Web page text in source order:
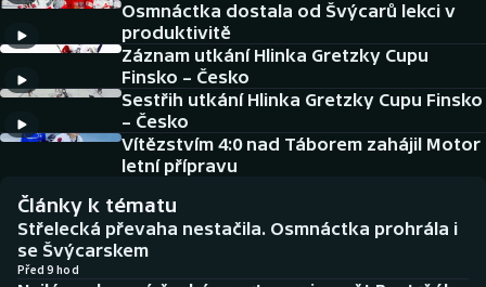
DALŠÍ SPORTY
Americký fotbal
Baseball a softbal
Biatlon
Boby a skeleton
NEPŘEHLÉDNĚTE
Historické návraty
Aplikace ČT sport
AZ kvíz
Osmnáctka dostala od Švýcarů lekci v
produktivitě
Záznam utkání Hlinka Gretzky Cupu
Finsko – Česko
Sestřih utkání Hlinka Gretzky Cupu Finsko
– Česko
Vítězstvím 4:0 nad Táborem zahájil Motor
letní přípravu
Články k tématu
Střelecká převaha nestačila. Osmnáctka prohrála i
se Švýcarskem
Před 9 hod